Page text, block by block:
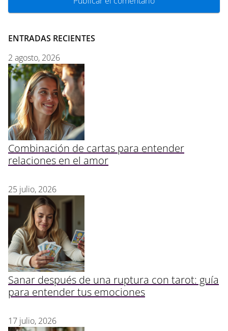
ENTRADAS RECIENTES
2 agosto, 2026
Combinación de cartas para entender
relaciones en el amor
25 julio, 2026
Sanar después de una ruptura con tarot: guía
para entender tus emociones
17 julio, 2026